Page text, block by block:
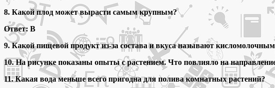
8. Какой плод может вырасти самым крупным?
Ответ: В
9. Какой пищевой продукт из-за состава и вкуса называют
10. На рисунке показаны опыты с растением. Что повлияло на
11. Какая вода меньше всего пригодна для полива комнатных растений?